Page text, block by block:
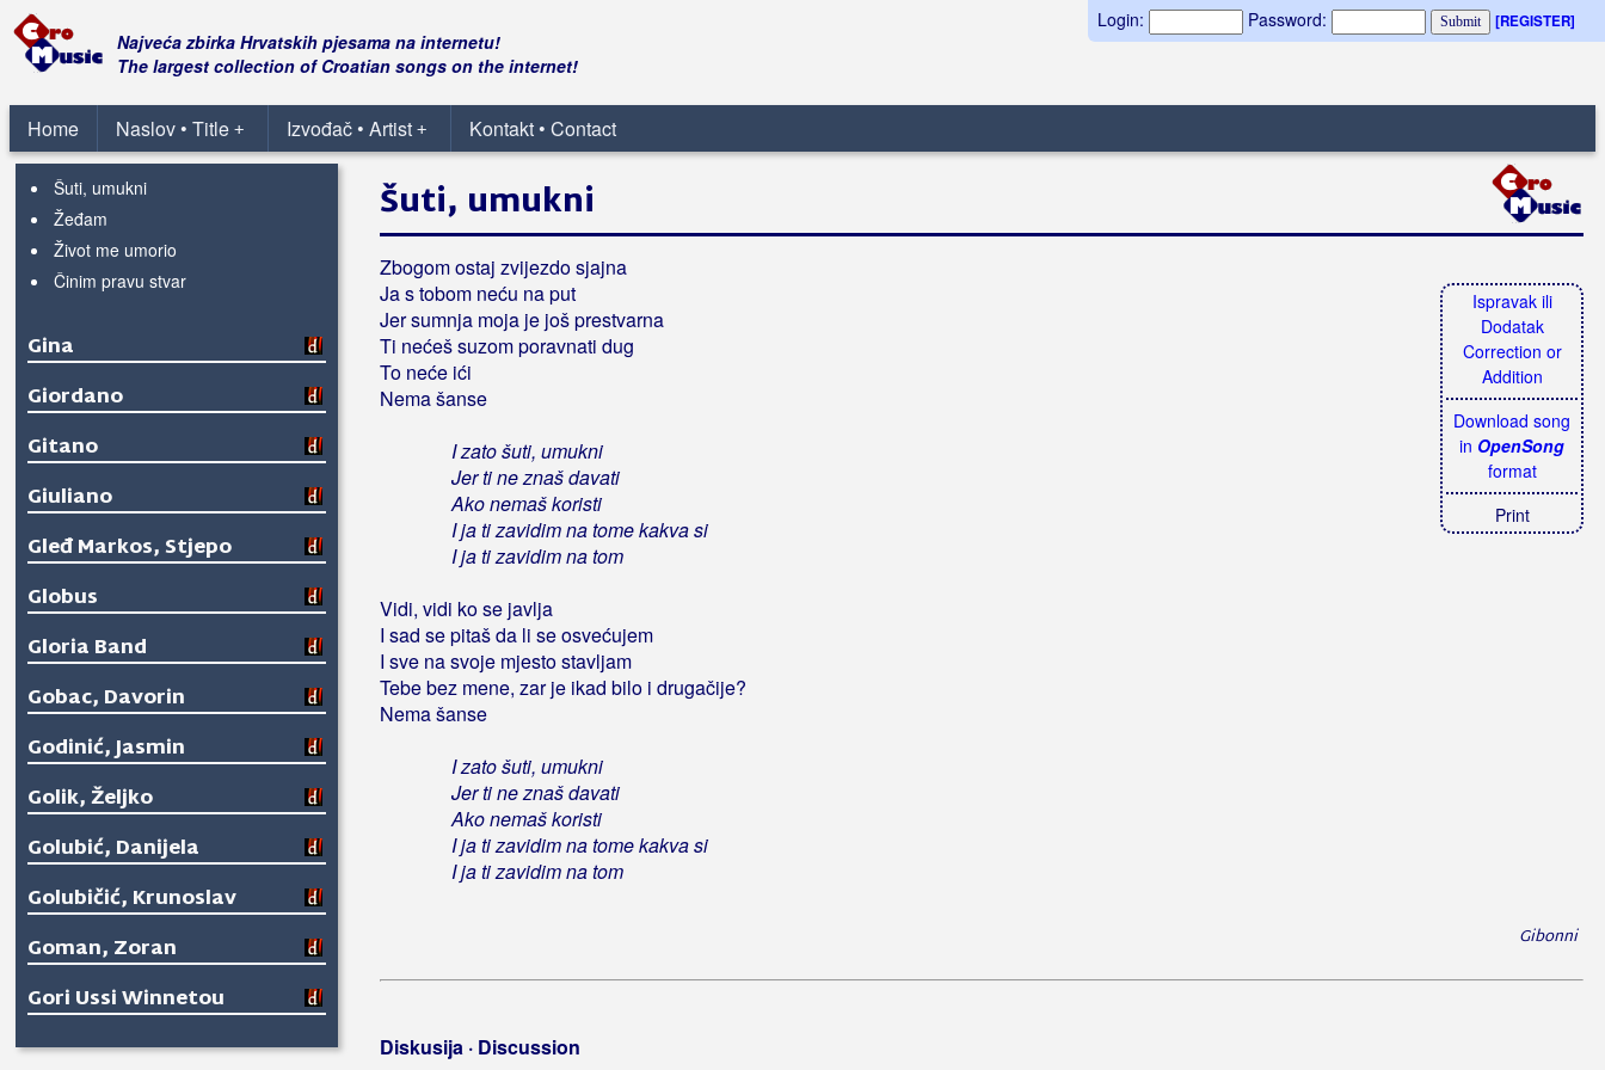
Login: Password: [REGISTER]
Najveća zbirka Hrvatskih pjesama na internetu!
The largest collection of Croatian songs on the internet!
Home +
Naslov • Title +
Izvođač • Artist Kontakt • Contact
Zavezanih očiju
Zlatne godine
Šta će meni moja dica reć
Što je meni tvoja nevjera
Šuti, umukni
Žeđam
Život me umorio
Činim pravu stvar
Gina
Giordano
Gitano
Giuliano
Gleđ Markos, Stjepo
Globus
Gloria Band
Gobac, Davorin
Godinić, Jasmin
Golik, Željko
Golubić, Danijela
Golubičić, Krunoslav
Goman, Zoran
Gori Ussi Winnetou
Gorica Rukavina
Ispravak ili
Dodatak
Correction or
Addition
Download song
in OpenSong
format
Print
Šuti, umukni
Zbogom ostaj zvijezdo sjajna
Ja s tobom neću na put
Jer sumnja moja je još prestvarna
Ti nećeš suzom poravnati dug
To neće ići
Nema šanse
I zato šuti, umukni
Jer ti ne znaš davati
Ako nemaš koristi
I ja ti zavidim na tome kakva si
I ja ti zavidim na tom
Vidi, vidi ko se javlja
I sad se pitaš da li se osvećujem
I sve na svoje mjesto stavljam
Tebe bez mene, zar je ikad bilo i drugačije?
Nema šanse
I zato šuti, umukni
Jer ti ne znaš davati
Ako nemaš koristi
I ja ti zavidim na tome kakva si
I ja ti zavidim na tom
Gibonni
Diskusija · Discussion